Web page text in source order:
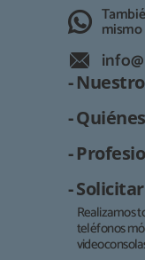
-
-
-
-
Realizamos
teléfonos
Finalidad: